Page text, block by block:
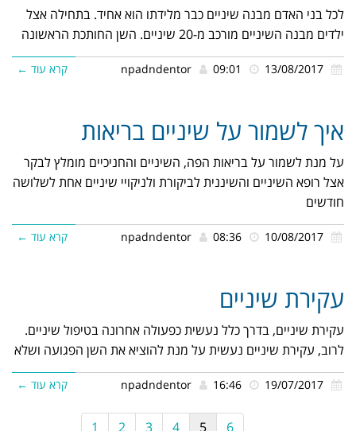
לכל בני האדם מבנה שיניים כבר מלידתו הוא אחיד. בתחילה אצל
ילדים מבנה השיניים מורכב מ-20 שיניים. השן החותכת הראשונה
npadndentor קרא עוד ←
איך לשמור על שיניים בריאות
על מנת לשמור על בריאות הפה, השיניים והחניכיים מומלץ לבקר
אצל רופא השיניים והשיננית לביקורת ולניקויי שיניים אחת לשלושה
חודשים
npadndentor קרא עוד ←
עקירת שיניים
עקירת שיניים, בדרך כלל נעשית כפעולה אחרונה בטיפול שיניים.
לרוב, עקירת שיניים נעשית על מנת להוציא את השן הפגועה ושלא
npadndentor קרא עוד ←
1 2 3 4 5 6